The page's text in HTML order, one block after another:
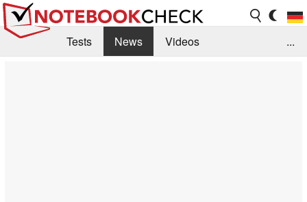
Tests News
Videos
...